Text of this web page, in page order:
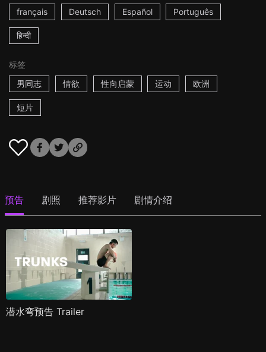
français Deutsch Español Português
हिन्दी
标签
男同志
情欲 性向启蒙 运动 欧洲
短片
预告 剧照 推荐影片 剧情介绍
潜水弯预告 Trailer